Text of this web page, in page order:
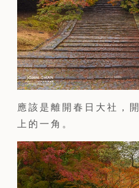
應該是離開春日大社，
上的一角。